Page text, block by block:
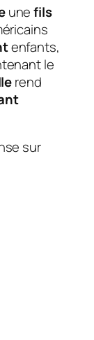
unefils
enfants,
le
rend
sur